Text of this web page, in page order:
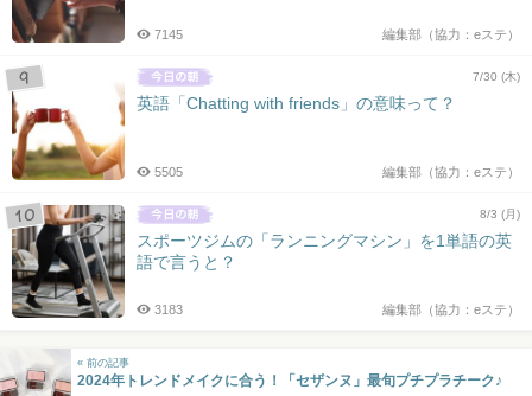
編集部（協力：eステ）
7145
7/30 (木)
英語「Chatting with friends」の意味って？
編集部（協力：eステ）
5505
8/3 (月)
スポーツジムの「ランニングマシン」を1単語の英
語で言うと？
編集部（協力：eステ）
3183
« 前の記事
2024年トレンドメイクに合う！「セザンヌ」最旬プチプラチーク♪